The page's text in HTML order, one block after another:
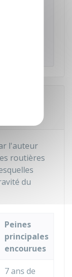
par
de
l'auteur
routières
du
Peines
principales
encourues
7 ans de